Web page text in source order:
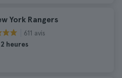
York Rangers
611 avis
2 heures